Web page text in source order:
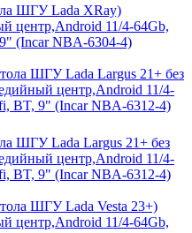
ШГУ Lada XRay)
центр,Android 11/4-64Gb,
(Incar NBA-6304-4)
ШГУ Lada Largus 21+ без
центр,Android 11/4-
BT, 9" (Incar NBA-6312-4)